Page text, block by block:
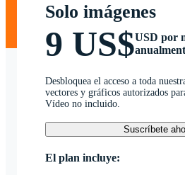
Solo imágenes
9 US$USD por
Desbloquea el acceso a toda
vectores y gráficos autorizados
Vídeo no incluido.
Suscríbete
El plan incluye: